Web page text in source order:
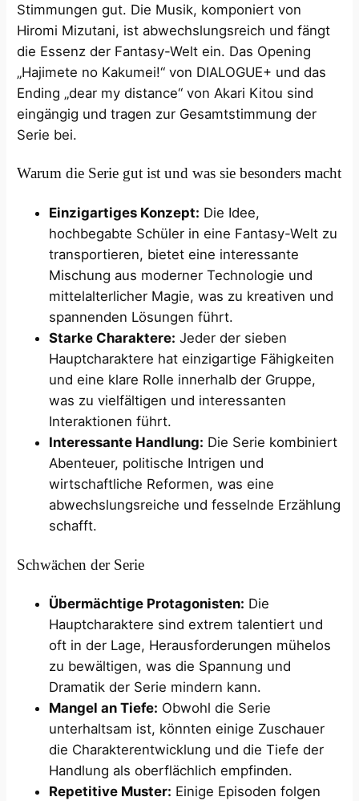
Stimmungen gut. Die Musik, komponiert von
Hiromi Mizutani, ist abwechslungsreich und fängt
die Essenz der Fantasy-Welt ein. Das Opening
„Hajimete no Kakumei!“ von DIALOGUE+ und das
Ending „dear my distance“ von Akari Kitou sind
eingängig und tragen zur Gesamtstimmung der
Serie bei.
Warum die Serie gut ist und was sie besonders macht
Einzigartiges Konzept: Die Idee,
hochbegabte Schüler in eine Fantasy-Welt zu
transportieren, bietet eine interessante
Mischung aus moderner Technologie und
mittelalterlicher Magie, was zu kreativen und
spannenden Lösungen führt.
Starke Charaktere: Jeder der sieben
Hauptcharaktere hat einzigartige Fähigkeiten
und eine klare Rolle innerhalb der Gruppe,
was zu vielfältigen und interessanten
Interaktionen führt.
Interessante Handlung: Die Serie kombiniert
Abenteuer, politische Intrigen und
wirtschaftliche Reformen, was eine
abwechslungsreiche und fesselnde Erzählung
schafft.
Schwächen der Serie
Übermächtige Protagonisten: Die
Hauptcharaktere sind extrem talentiert und
oft in der Lage, Herausforderungen mühelos
zu bewältigen, was die Spannung und
Dramatik der Serie mindern kann.
Mangel an Tiefe: Obwohl die Serie
unterhaltsam ist, könnten einige Zuschauer
die Charakterentwicklung und die Tiefe der
Handlung als oberflächlich empfinden.
Repetitive Muster: Einige Episoden folgen